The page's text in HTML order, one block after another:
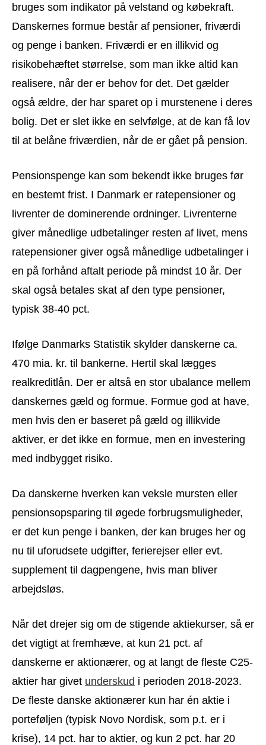
bruges som indikator på velstand og købekraft.
Danskernes formue består af pensioner, friværdi
og penge i banken. Friværdi er en illikvid og
risikobehæftet størrelse, som man ikke altid kan
realisere, når der er behov for det. Det gælder
også ældre, der har sparet op i murstenene i deres
bolig. Det er slet ikke en selvfølge, at de kan få lov
til at belåne friværdien, når de er gået på pension.
Pensionspenge kan som bekendt ikke bruges før
en bestemt frist. I Danmark er ratepensioner og
livrenter de dominerende ordninger. Livrenterne
giver månedlige udbetalinger resten af livet, mens
ratepensioner giver også månedlige udbetalinger i
en på forhånd aftalt periode på mindst 10 år. Der
skal også betales skat af den type pensioner,
typisk 38-40 pct.
Ifølge Danmarks Statistik skylder danskerne ca.
470 mia. kr. til bankerne. Hertil skal lægges
realkreditlån. Der er altså en stor ubalance mellem
danskernes gæld og formue. Formue god at have,
men hvis den er baseret på gæld og illikvide
aktiver, er det ikke en formue, men en investering
med indbygget risiko.
Da danskerne hverken kan veksle mursten eller
pensionsopsparing til øgede forbrugsmuligheder,
er det kun penge i banken, der kan bruges her og
nu til uforudsete udgifter, ferierejser eller evt.
supplement til dagpengene, hvis man bliver
arbejdsløs.
Når det drejer sig om de stigende aktiekurser, så er
det vigtigt at fremhæve, at kun 21 pct. af
danskerne er aktionærer, og at langt de fleste C25-
aktier har givet underskud i perioden 2018-2023.
De fleste danske aktionærer kun har én aktie i
porteføljen (typisk Novo Nordisk, som p.t. er i
krise), 14 pct. har to aktier, og kun 2 pct. har 20